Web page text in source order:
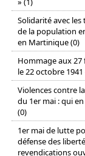
Solidarité avec les
de la population
en Martinique (0)
Hommage aux 27
le 22 octobre 1941
Violences contre
du 1er mai : qui
(0)
1er mai de lutte
défense des
revendications